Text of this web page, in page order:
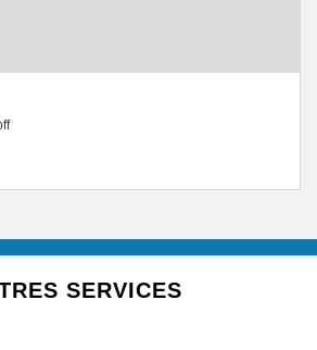
SERVICES